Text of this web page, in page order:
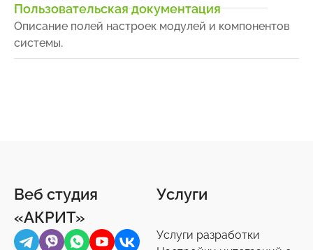
Пользовательская документация
Описание полей настроек модулей и компонентов
системы.
Веб студия
«АКРИТ»
Услуги
Услуги разработки